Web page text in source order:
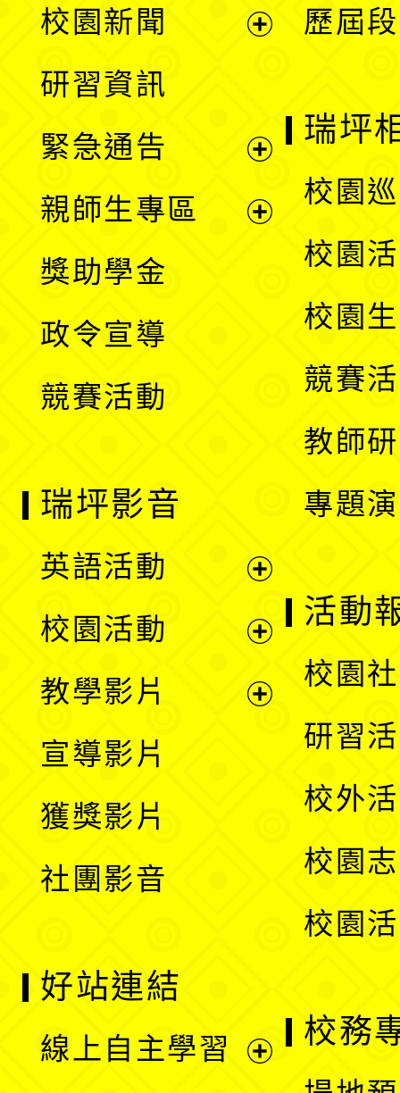
單
校園新聞
選
單
研習資訊
緊急通告
親師生專區
獎助學金
政令宣導
競賽活動
歷屆
瑞坪
校園
校園
校園
競賽
教師
專題
瑞坪影音
英語活動
選
校園活動
教學影片
宣導影片
獲獎影片
社團影音
活動
校園
研習
校外
校園
校園
好站連結
線上自主學習
校務